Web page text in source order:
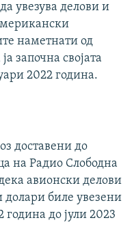
увезува делови и
наметнати од
започна својата
2022 година.
доставени до
на Радио Слободна
авионски делови
биле увезени
година до јули 2023